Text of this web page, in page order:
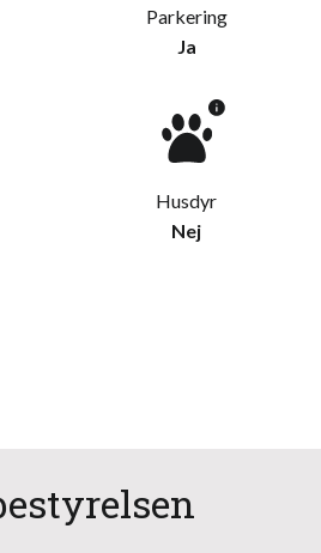
Parkering
Ja
Husdyr
Nej